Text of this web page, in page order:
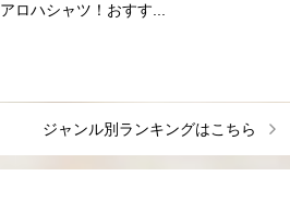
アロハシャツ！おすす...
ジャンル別ランキングはこちら